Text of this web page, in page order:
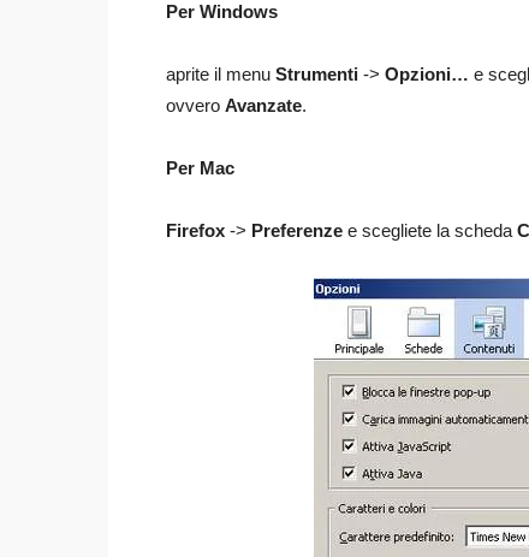
Per Windows
aprite il menu Strumenti -> Opzioni… e
ovvero Avanzate.
Per Mac
Firefox -> Preferenze e scegliete la scheda